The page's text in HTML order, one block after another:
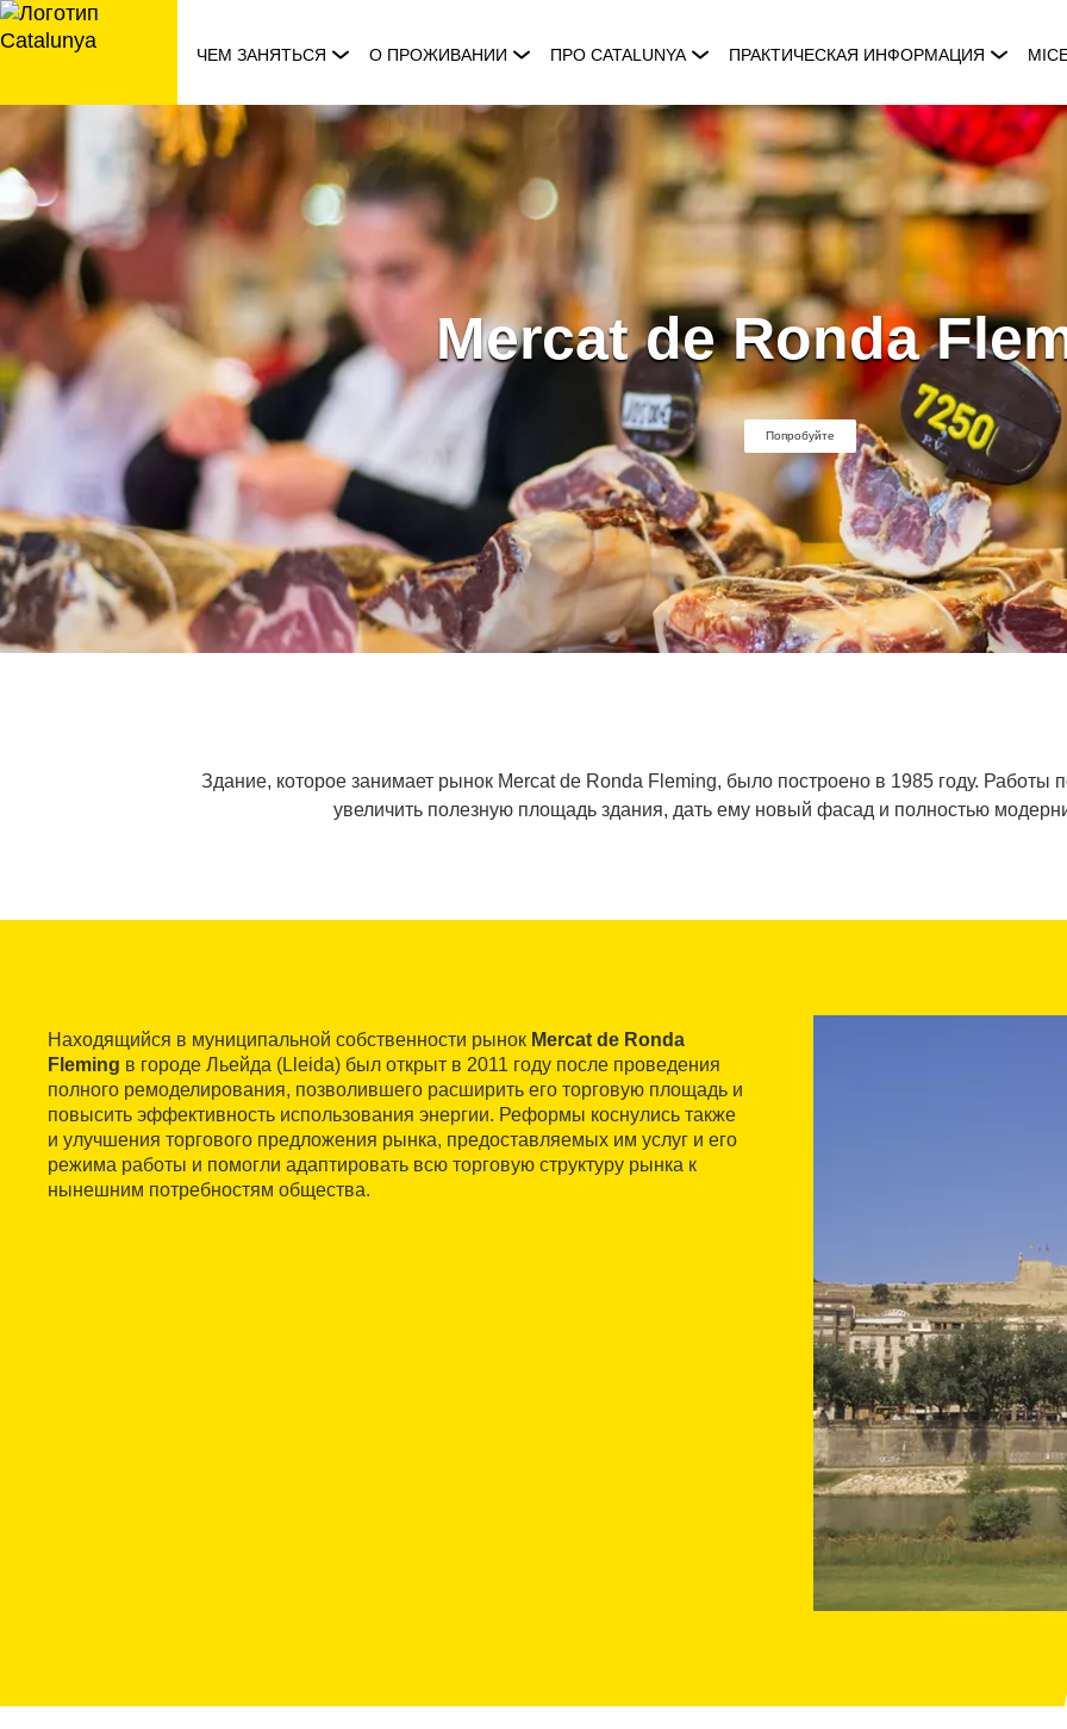
перейти
к
ЧЕМ ЗАНЯТЬСЯ О ПРОЖИВАНИИ ПРО CATALUNYA ПРАКТИЧЕСКАЯ ИНФОРМАЦИЯ
Mercat de Ronda
Попробуйте
Здание, которое занимает рынок Mercat de Ronda Fleming, было построено в 1985 году. Работы
увеличить полезную площадь здания, дать ему новый фасад и полностью
Находящийся в муниципальной собственности рынок Mercat de Ronda
Fleming в городе Льейда (Lleida) был открыт в 2011 году после проведения
полного ремоделирования, позволившего расширить его торговую площадь и
повысить эффективность использования энергии. Реформы коснулись также
и улучшения торгового предложения рынка, предоставляемых им услуг и его
режима работы и помогли адаптировать всю торговую структуру рынка к
нынешним потребностям общества.